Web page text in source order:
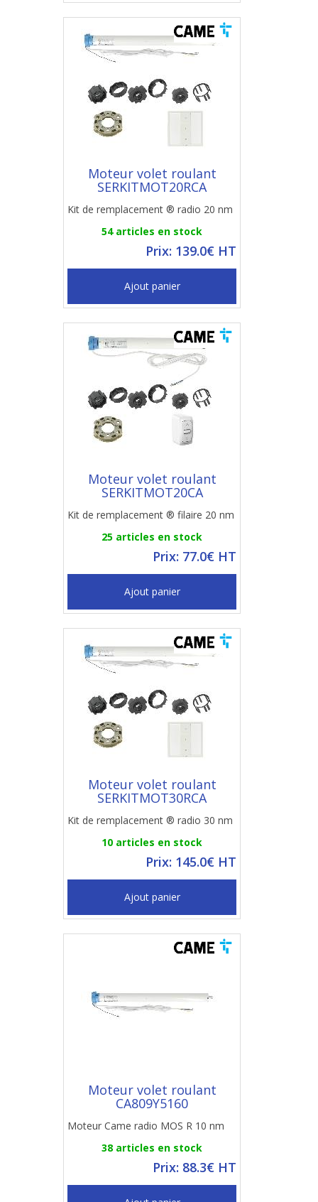
Moteur volet roulant
SERKITMOT20RCA
Kit de remplacement ® radio 20 nm
54 articles en stock
Prix: 139.0€ HT
Ajout panier
Moteur volet roulant
SERKITMOT20CA
Kit de remplacement ® filaire 20 nm
25 articles en stock
Prix: 77.0€ HT
Ajout panier
Moteur volet roulant
SERKITMOT30RCA
Kit de remplacement ® radio 30 nm
10 articles en stock
Prix: 145.0€ HT
Ajout panier
Moteur volet roulant
CA809Y5160
Moteur Came radio MOS R 10 nm
38 articles en stock
Prix: 88.3€ HT